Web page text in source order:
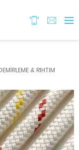
& RIHTIM